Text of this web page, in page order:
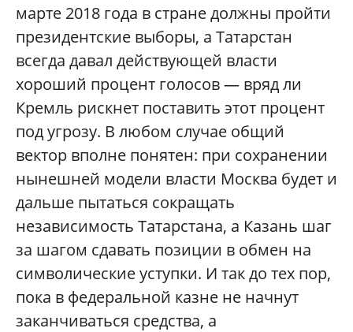
марте 2018 года в стране должны пройти
президентские выборы, а Татарстан
всегда давал действующей власти
хороший процент голосов — вряд ли
Кремль рискнет поставить этот процент
под угрозу. В любом случае общий
вектор вполне понятен: при сохранении
нынешней модели власти Москва будет и
дальше пытаться сокращать
независимость Татарстана, а Казань шаг
за шагом сдавать позиции в обмен на
символические уступки. И так до тех пор,
пока в федеральной казне не начнут
заканчиваться средства, а